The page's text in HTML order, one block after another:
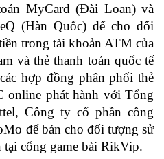
MyCard (Đài Loan) và
(Hàn Quốc) để cho đối
trong tài khoản ATM của
và thẻ thanh toán quốc tế
hợp đồng phân phối thẻ
online phát hành với Tổng
Công ty cổ phần công
để bán cho đối tượng sử
tại cổng game bài RikVip.